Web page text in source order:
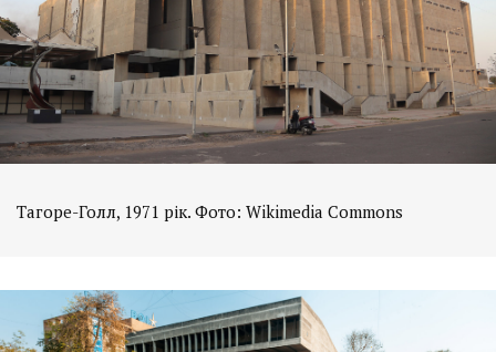
Тагоре-Голл, 1971 рік. Фото: Wikimedia Commons